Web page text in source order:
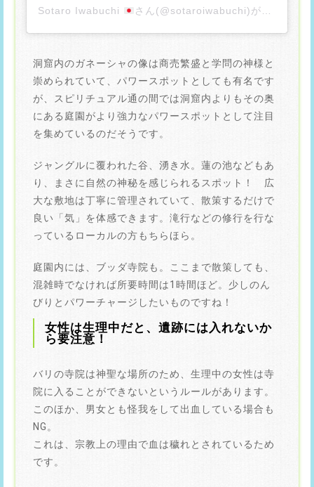
Sotaro Iwabuchi さん(@sotaroiwabuchi)がシェアした投稿 –
洞窟内のガネーシャの像は商売繁盛と学問の神様と
崇められていて、パワースポットとしても有名です
が、スピリチュアル通の間では洞窟内よりもその奥
にある庭園がより強力なパワースポットとして注目
を集めているのだそうです。
ジャングルに覆われた谷、湧き水。蓮の池などもあ
り、まさに自然の神秘を感じられるスポット！ 広
大な敷地は丁寧に管理されていて、散策するだけで
良い「気」を体感できます。滝行などの修行を行な
っているローカルの方もちらほら。
庭園内には、ブッダ寺院も。ここまで散策しても、
混雑時でなければ所要時間は1時間ほど。少しのん
びりとパワーチャージしたいものですね！
女性は生理中だと、遺跡には入れないか
ら要注意！
バリの寺院は神聖な場所のため、生理中の女性は寺
院に入ることができないというルールがあります。
このほか、男女とも怪我をして出血している場合も
NG。
これは、宗教上の理由で血は穢れとされているため
です。